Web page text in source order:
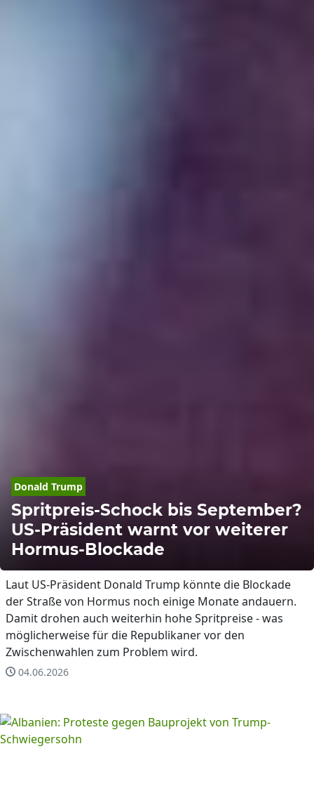
Donald Trump
Spritpreis-Schock bis September?
US-Präsident warnt vor weiterer
Hormus-Blockade
Laut US-Präsident Donald Trump könnte die Blockade
der Straße von Hormus noch einige Monate andauern.
Damit drohen auch weiterhin hohe Spritpreise - was
möglicherweise für die Republikaner vor den
Zwischenwahlen zum Problem wird.
04.06.2026